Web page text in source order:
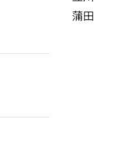
蒲田